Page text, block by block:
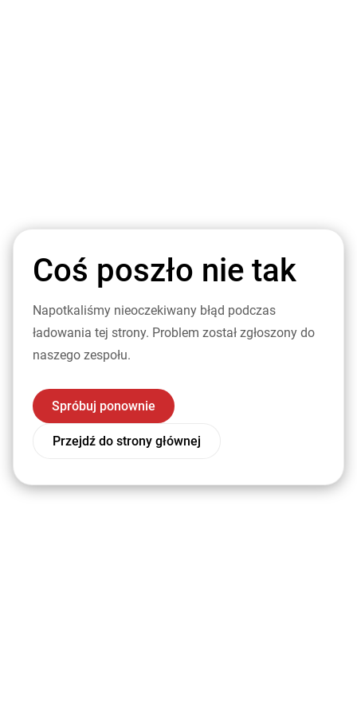
Coś poszło nie tak
Napotkaliśmy nieoczekiwany błąd podczas
ładowania tej strony. Problem został zgłoszony do
naszego zespołu.
Spróbuj ponownie
Przejdź do strony głównej